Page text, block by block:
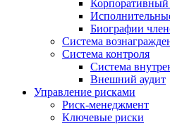
Корпоративный
Биографии
Система
Система контроля
Система
Внешний аудит
Управление рисками
Риск-менеджмент
Ключевые риски